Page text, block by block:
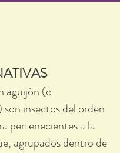
aguijón (o
insectos del orden
pertenecientes a la
agrupados dentro de